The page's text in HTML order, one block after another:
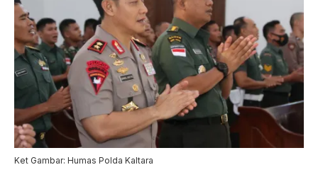
Ket Gambar: Humas Polda Kaltara